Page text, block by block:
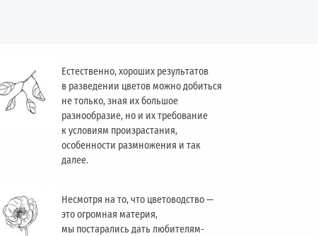
Естественно, хороших результатов
в разведении цветов можно добиться
не только, зная их большое
разнообразие, но и их требование
к условиям произрастания,
особенности размножения и так
далее.
Несмотря на то, что цветоводство —
это огромная материя,
мы постарались дать любителям-